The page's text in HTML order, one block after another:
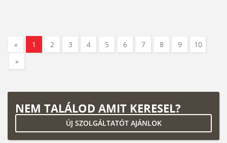
« 1 2 3 4 5 6 7 8 9
10
»
NEM TALÁLOD AMIT KERESEL?
ÚJ SZOLGÁLTATÓT AJÁNLOK